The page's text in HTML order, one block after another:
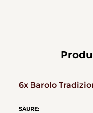
6x Barolo
SÄURE: